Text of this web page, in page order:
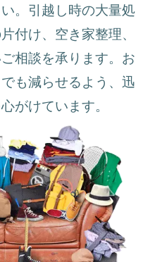
。引越し時の大量処
付け、空き家整理、
相談を承ります。お
も減らせるよう、迅
がけています。